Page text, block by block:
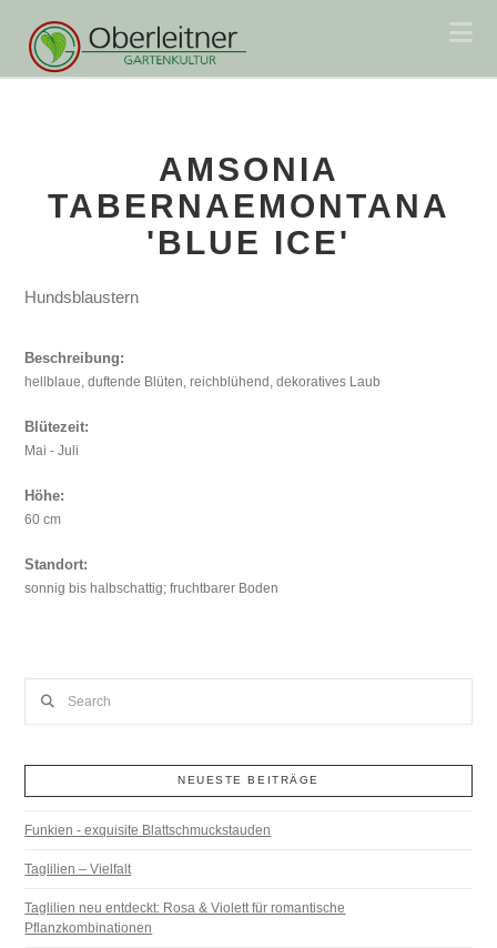
AMSONIA
TABERNAEMONTANA
'BLUE ICE'
Hundsblaustern
Beschreibung:
hellblaue, duftende Blüten, reichblühend, dekoratives Laub
Blütezeit:
Mai - Juli
Höhe:
60 cm
Standort:
sonnig bis halbschattig; fruchtbarer Boden
NEUESTE BEITRÄGE
Funkien - exquisite Blattschmuckstauden
Taglilien – Vielfalt
Taglilien neu entdeckt: Rosa & Violett für romantische
Pflanzkombinationen